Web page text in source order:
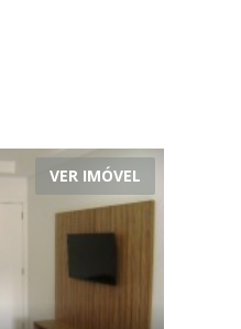
VER IMÓVEL